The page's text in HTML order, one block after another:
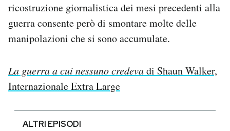
ricostruzione giornalistica dei mesi precedenti alla
guerra consente però di smontare molte delle
manipolazioni che si sono accumulate.
La guerra a cui nessuno credevadi Shaun Walker,
Internazionale Extra Large
ALTRI EPISODI